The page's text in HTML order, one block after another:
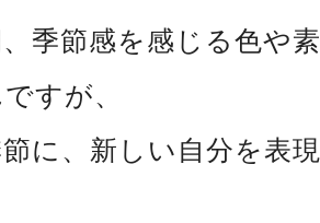
季節感を感じる色や
すが、
に、新しい自分を表